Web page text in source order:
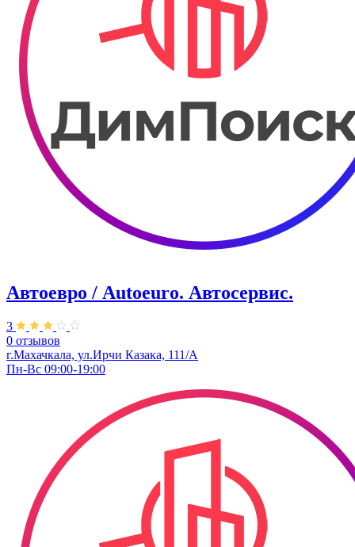
Автоевро / Autoeuro. ​Автосервис.
3
0 отзывов
г.Махачкала, ул.Ирчи Казака, 111/А
Пн-Вс 09:00-19:00